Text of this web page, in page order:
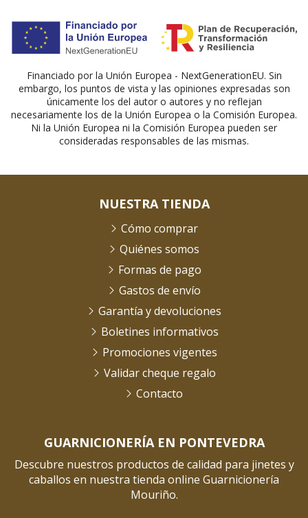
Financiado por la Unión Europea - NextGenerationEU. Sin
embargo, los puntos de vista y las opiniones expresadas son
únicamente los del autor o autores y no reflejan
necesariamente los de la Unión Europea o la Comisión Europea.
Ni la Unión Europea ni la Comisión Europea pueden ser
consideradas responsables de las mismas.
GUARNICIONERÍA EN PONTEVEDRA
Descubre nuestros productos de calidad para jinetes y
caballos en nuestra tienda online Guarnicionería
Mouriño.
NUESTRA TIENDA
Cómo comprar
Quiénes somos
Formas de pago
Gastos de envío
Garantía y devoluciones
Boletines informativos
Promociones vigentes
Validar cheque regalo
Contacto